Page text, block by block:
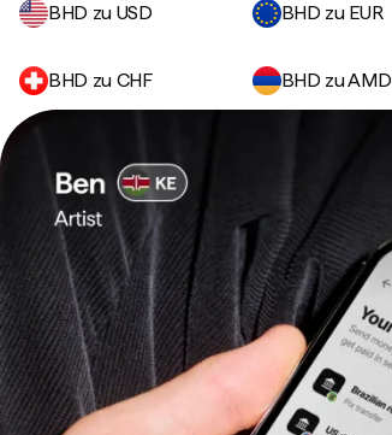
BHD zu USD
BHD zu EUR
BHD zu CHF BHD zu AMD